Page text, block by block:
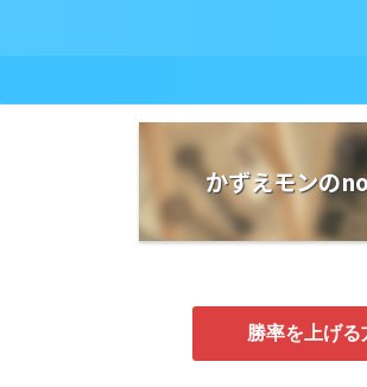
かずえモンの
勝率を上げ